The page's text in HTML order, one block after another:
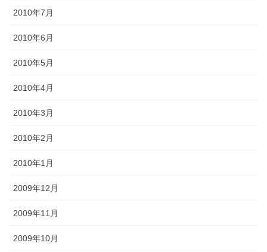
2010年7月
2010年6月
2010年5月
2010年4月
2010年3月
2010年2月
2010年1月
2009年12月
2009年11月
2009年10月